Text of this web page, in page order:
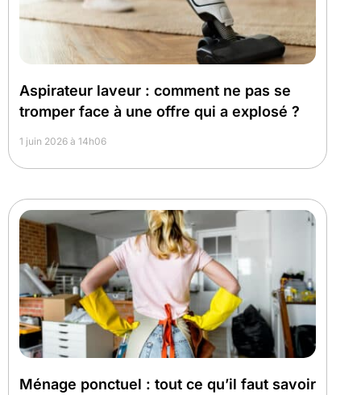
Aspirateur laveur : comment ne pas se
tromper face à une offre qui a explosé ?
1 juin 2026 à 14h06
Ménage ponctuel : tout ce qu’il faut savoir